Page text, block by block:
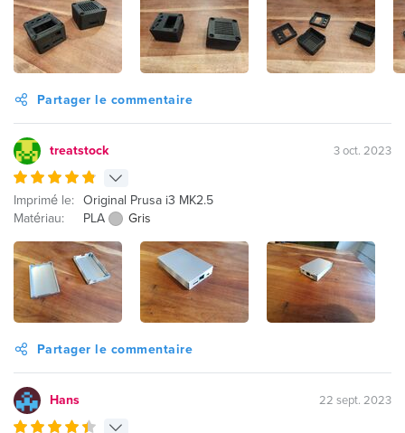
Partager le commentaire
treatstock 3 oct. 2023
Imprimé le: Original Prusa i3 MK2.5
Matériau:
PLA Gris
Partager le commentaire
Hans 22 sept. 2023